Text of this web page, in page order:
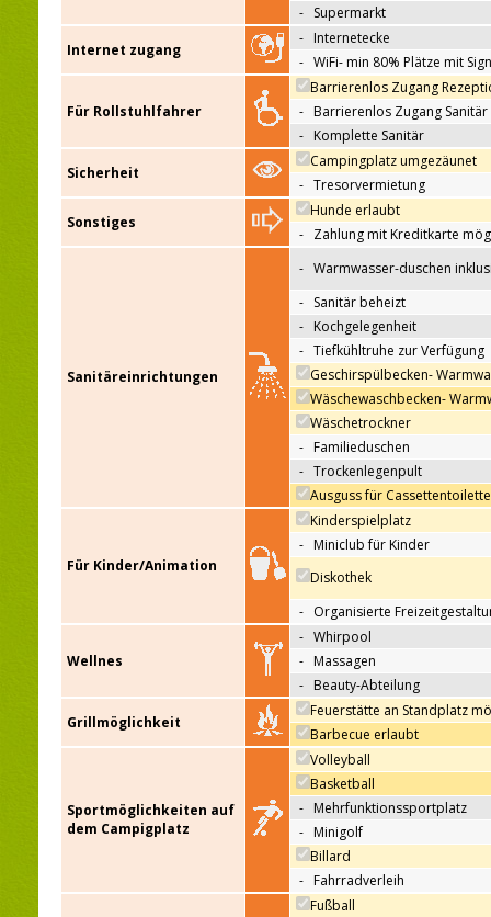
- Supermarkt
Internet zugang
- Internetecke
- WiFi- min 80% Plätze mit
Für Rollstuhlfahrer
Barrierenlos Zugang
- Barrierenlos Zugang Sanitär
- Komplette Sanitär
Sicherheit
Campingplatz umgezäunet
- Tresorvermietung
Sonstiges
Hunde erlaubt
- Zahlung mit Kreditkarte
Sanitäreinrichtungen
- Warmwasser-duschen
- Sanitär beheizt
- Kochgelegenheit
- Tiefkühltruhe zur Verfügung
Geschirspülbecken-
Wäschewaschbecken-
Wäschetrockner
- Familieduschen
- Trockenlegenpult
Ausguss für
Für Kinder/Animation
Kinderspielplatz
- Miniclub für Kinder
Diskothek
- Organisierte
Wellnes
- Whirpool
- Massagen
- Beauty-Abteilung
Grillmöglichkeit
Feuerstätte an Standplatz
Barbecue erlaubt
Sportmöglichkeiten auf
dem Campigplatz
Volleyball
Basketball
- Mehrfunktionssportplatz
- Minigolf
Billard
- Fahrradverleih
Fußball